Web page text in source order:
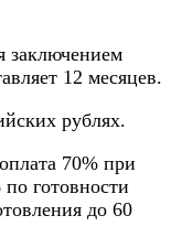
заключением
12 месяцев.
рублях.
70% при
готовности
до 60